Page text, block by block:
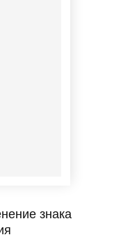
знака